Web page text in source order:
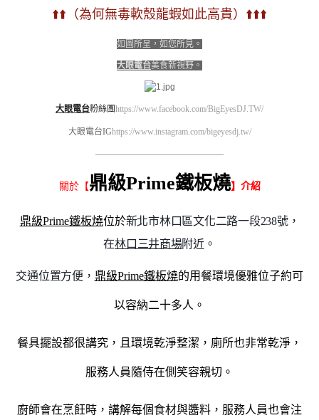
⬆️⬆️（為何無毒軟殼龍蝦如此高貴）⬆️⬆️⬆️
如圖所呈，如您所見。
大眼電台美食新視野。
大眼電台粉絲團https://www.facebook.com/BigEyesDJ.TW/
大眼電台IGhttps://www.instagram.com/bigeyesdj.tw/
————————————————————
關於【鼎級Prime鐵板燒】介紹
鼎級Prime鐵板燒位於新北市林口區文化二路一段238號，
在林口三井商場附近。
交通位置方便， 鼎級Prime鐵板燒的用餐環境優雅位子約可
以容納二十多人。
餐具擺設都很講究，且環境乾淨整潔，廁所也非常乾淨，
服務人員隨侍在側笑容親切。
廚師會在烹飪時，講解每個食材與醬料，服務人員也會注